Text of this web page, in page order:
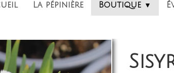
La pépinière Boutique ▼